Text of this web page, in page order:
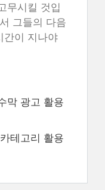
무시킬 것입
그들의 다음
간이 지나야
막 광고 활용
테고리 활용